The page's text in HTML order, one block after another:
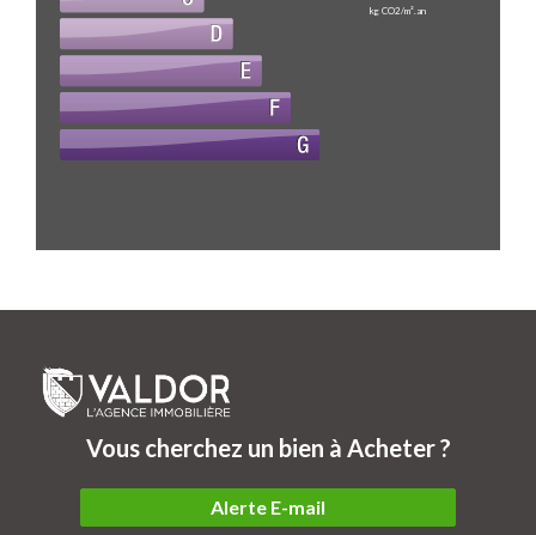
kg CO2/m².an
Vous cherchez un bien à Acheter ?
Alerte E-mail